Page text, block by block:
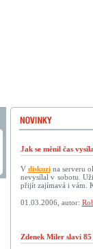
Jak se měnil čas
V diskuzina serveru
nevysílal v sobotu.
přijít zajímavá i vám.
01.03.2006, autor:
Zdenek Miler slavi